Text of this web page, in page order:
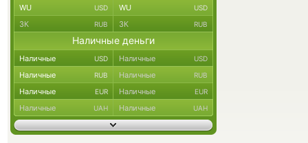
WU USD WU USD
ЗК RUB ЗК RUB
Наличные деньги
Наличные USD Наличные USD
Наличные RUB Наличные RUB
Наличные EUR Наличные EUR
Наличные UAH Наличные UAH